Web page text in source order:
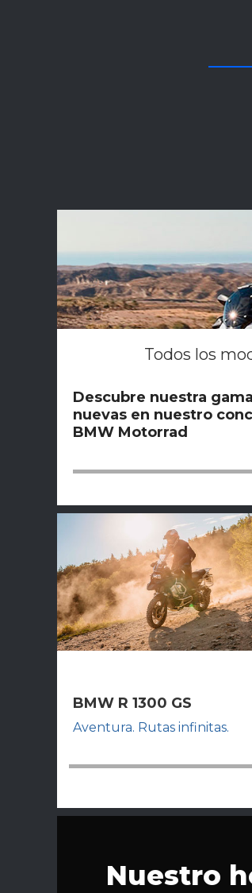
Todos los
Descubre nuestra
nuevas en nuestro
BMW Motorrad
BMW R 1300 GS
Aventura. Rutas infinitas.
Nuestro